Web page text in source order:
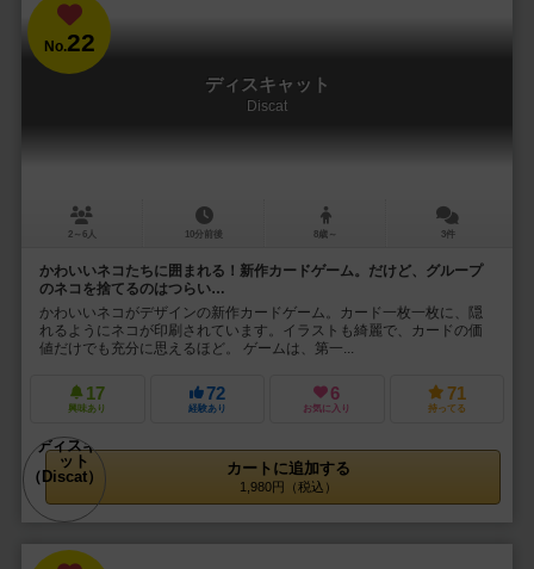
No.22
ディスキャット
Discat
2～6人 10分前後 8歳～ 3件
かわいいネコたちに囲まれる！新作カードゲーム。だけど、グループ
のネコを捨てるのはつらい…
かわいいネコがデザインの新作カードゲーム。カード一枚一枚に、隠
れるようにネコが印刷されています。イラストも綺麗で、カードの価
値だけでも充分に思えるほど。 ゲームは、第一...
17
興味あり
72
経験あり
6
お気に入り
71
持ってる
カートに追加する
1,980円（税込）